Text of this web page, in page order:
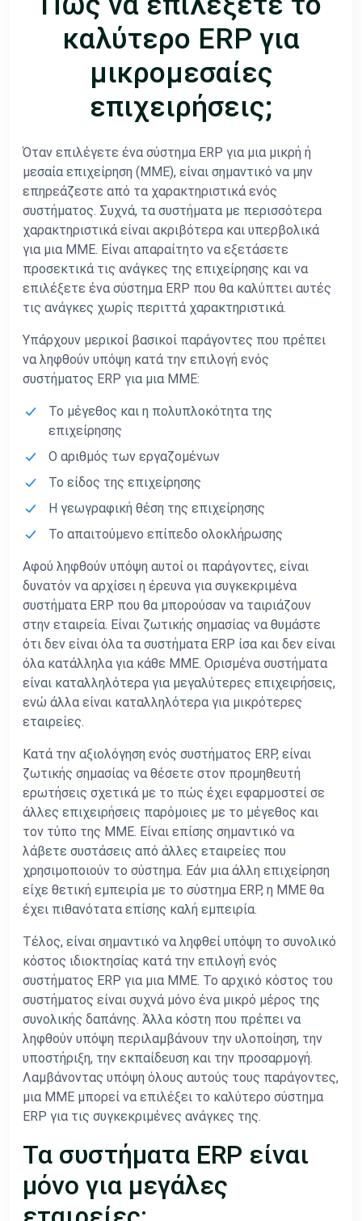
καλύτερο ERP για
μικρομεσαίες
επιχειρήσεις;
Όταν επιλέγετε ένα σύστημα ERP για μια μικρή ή
μεσαία επιχείρηση (ΜΜΕ), είναι σημαντικό να μην
επηρεάζεστε από τα χαρακτηριστικά ενός
συστήματος. Συχνά, τα συστήματα με περισσότερα
χαρακτηριστικά είναι ακριβότερα και υπερβολικά
για μια ΜΜΕ. Είναι απαραίτητο να εξετάσετε
προσεκτικά τις ανάγκες της επιχείρησης και να
επιλέξετε ένα σύστημα ERP που θα καλύπτει αυτές
τις ανάγκες χωρίς περιττά χαρακτηριστικά.
Υπάρχουν μερικοί βασικοί παράγοντες που πρέπει
να ληφθούν υπόψη κατά την επιλογή ενός
συστήματος ERP για μια ΜΜΕ:
Το μέγεθος και η πολυπλοκότητα της
επιχείρησης
Ο αριθμός των εργαζομένων
Το είδος της επιχείρησης
Η γεωγραφική θέση της επιχείρησης
Το απαιτούμενο επίπεδο ολοκλήρωσης
Αφού ληφθούν υπόψη αυτοί οι παράγοντες, είναι
δυνατόν να αρχίσει η έρευνα για συγκεκριμένα
συστήματα ERP που θα μπορούσαν να ταιριάζουν
στην εταιρεία. Είναι ζωτικής σημασίας να θυμάστε
ότι δεν είναι όλα τα συστήματα ERP ίσα και δεν είναι
όλα κατάλληλα για κάθε ΜΜΕ. Ορισμένα συστήματα
είναι καταλληλότερα για μεγαλύτερες επιχειρήσεις,
ενώ άλλα είναι καταλληλότερα για μικρότερες
εταιρείες.
Κατά την αξιολόγηση ενός συστήματος ERP, είναι
ζωτικής σημασίας να θέσετε στον προμηθευτή
ερωτήσεις σχετικά με το πώς έχει εφαρμοστεί σε
άλλες επιχειρήσεις παρόμοιες με το μέγεθος και
τον τύπο της ΜΜΕ. Είναι επίσης σημαντικό να
λάβετε συστάσεις από άλλες εταιρείες που
χρησιμοποιούν το σύστημα. Εάν μια άλλη επιχείρηση
είχε θετική εμπειρία με το σύστημα ERP, η ΜΜΕ θα
έχει πιθανότατα επίσης καλή εμπειρία.
Τέλος, είναι σημαντικό να ληφθεί υπόψη το συνολικό
κόστος ιδιοκτησίας κατά την επιλογή ενός
συστήματος ERP για μια ΜΜΕ. Το αρχικό κόστος του
συστήματος είναι συχνά μόνο ένα μικρό μέρος της
συνολικής δαπάνης. Άλλα κόστη που πρέπει να
ληφθούν υπόψη περιλαμβάνουν την υλοποίηση, την
υποστήριξη, την εκπαίδευση και την προσαρμογή.
Λαμβάνοντας υπόψη όλους αυτούς τους παράγοντες,
μια ΜΜΕ μπορεί να επιλέξει το καλύτερο σύστημα
ERP για τις συγκεκριμένες ανάγκες της.
Τα συστήματα ERP είναι
μόνο για μεγάλες